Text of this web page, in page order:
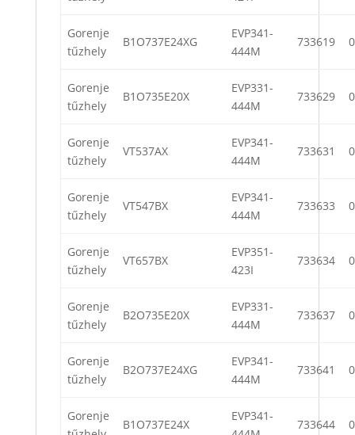
Gorenje
tűzhely
B1O737E24XG
EVP341-
444M
733619
Gorenje
tűzhely
B1O735E20X
EVP331-
444M
733629
Gorenje
tűzhely
VT537AX
EVP341-
444M
733631
Gorenje
tűzhely
VT547BX
EVP341-
444M
733633
Gorenje
tűzhely
VT657BX
EVP351-
423I
733634
Gorenje
tűzhely
B2O735E20X
EVP331-
444M
733637
Gorenje
tűzhely
B2O737E24XG
EVP341-
444M
733641
Gorenje
B1O737E24X
EVP341-
733644